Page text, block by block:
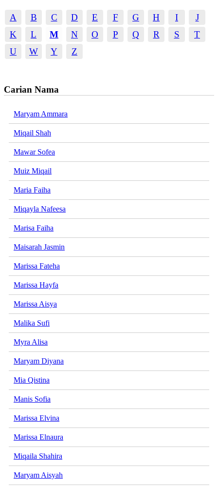
A B C D E F G H I
J
K
L M N O P Q R S
T
U
W Y Z
Carian Nama
Maryam Ammara
Miqail Shah
Mawar Sofea
Muiz Miqail
Maria Faiha
Miqayla Nafeesa
Marisa Faiha
Maisarah Jasmin
Marissa Fateha
Marissa Hayfa
Marissa Aisya
Malika Sufi
Myra Alisa
Maryam Diyana
Mia Qistina
Manis Sofia
Marissa Elvina
Marissa Elnaura
Miqaila Shahira
Maryam Aisyah